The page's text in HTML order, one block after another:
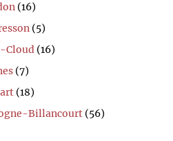
(16)
(5)
Cloud (16)
(7)
(18)
Billancourt (56)